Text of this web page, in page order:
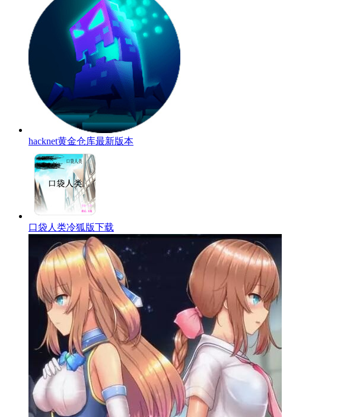
hacknet黄金仓库最新版本
口袋人类冷狐版下载